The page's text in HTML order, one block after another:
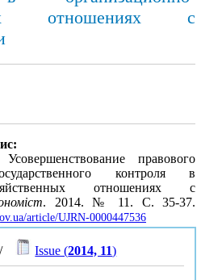
отношениях с
правового
контроля в
отношениях с
. 2014. № 11. С. 35-37.
article/UJRN-0000447536
Issue (2014, 11)